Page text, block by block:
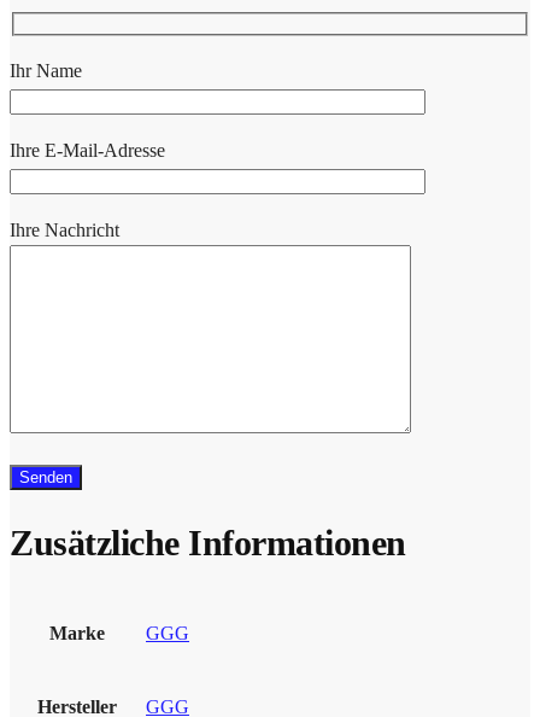
Ihr Name
Ihre E-Mail-Adresse
Ihre Nachricht
Zusätzliche Informationen
Marke GGG
Hersteller GGG